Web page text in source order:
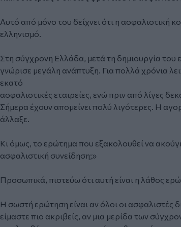
Αυτό από μόνο του δείχνει ότι η ασφαλιστική
ελληνισμό.
Στη σύγχρονη Ελλάδα, μετά τη δημιουργία του
γνώρισε μεγάλη ανάπτυξη. Για πολλά χρόνια
εκατό
ασφαλιστικές εταιρείες, ενώ πριν από λίγες
Σήμερα έχουν απομείνει πολύ λιγότερες. Η
άλλαξε.
Κι όμως, το ερώτημα που εξακολουθεί να
ασφαλιστική συνείδηση;»
Προσωπικά, πιστεύω ότι αυτή είναι η λάθος
Η σωστή ερώτηση είναι αν όλοι οι ασφαλιστές
είμαστε πιο ακριβείς, αν μια μερίδα των